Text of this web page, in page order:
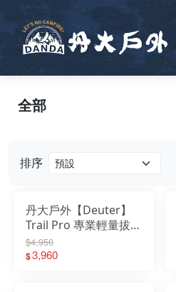
排序
丹大戶外【Deuter】
Trail Pro 專業輕量拔熱
透氣健行登山背包36L
黑色 3441319｜健行包
$4,950
$3,960
全部